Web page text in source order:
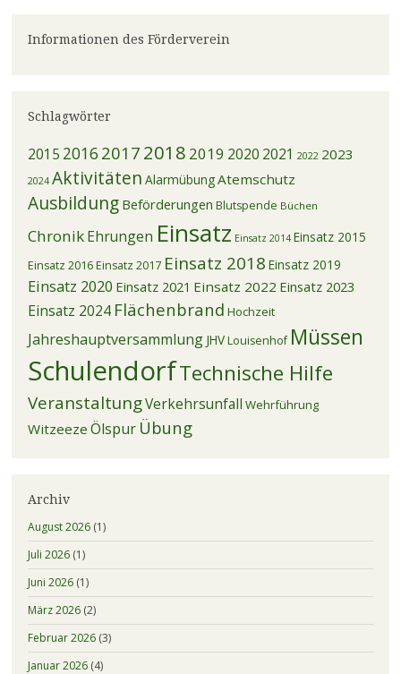
Informationen des Förderverein
Schlagwörter
2015 2016 2017 2018 2019 2020 2021 2022 2023
2024 Aktivitäten AlarmübungAtemschutz
Ausbildung Beförderungen Blutspende Büchen
ChronikEhrungen Einsatz Einsatz 2014 Einsatz 2015
Einsatz 2016Einsatz 2017 Einsatz 2018 Einsatz 2019
Einsatz 2020 Einsatz 2021 Einsatz 2022 Einsatz 2023
Einsatz 2024 Flächenbrand Hochzeit
Jahreshauptversammlung JHVLouisenhof Müssen
SchulendorfTechnische Hilfe
VeranstaltungVerkehrsunfall Wehrführung
Witzeeze Ölspur Übung
Archiv
August 2026(1)
Juli 2026(1)
Juni 2026(1)
März 2026(2)
Februar 2026(3)
Januar 2026(4)